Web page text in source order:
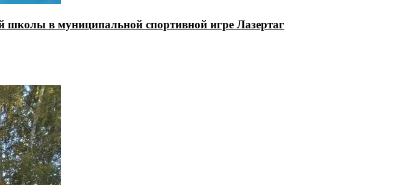
в муниципальной спортивной игре Лазертаг